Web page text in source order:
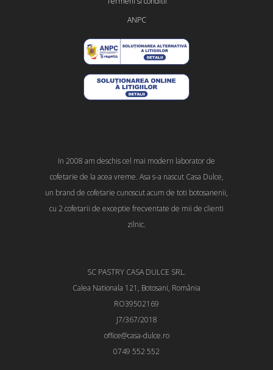
ANPC
In 2008 am deschis cel mai modern laborator de
cofetarie de la acea vreme. Asa s-a nascut Casa Dulce,
un brand de cofetarie cunoscut acum de toti botosanenii,
cu 2 cofetarii de exceptie frecventate de mii de clienti
zilnic.
SC PASTRY CASA DULCE SRL.
Calea Nationala 121, Botosani, România
RO39502169
J7/367/2018
office@casa-dulce.ro
0749 552 552